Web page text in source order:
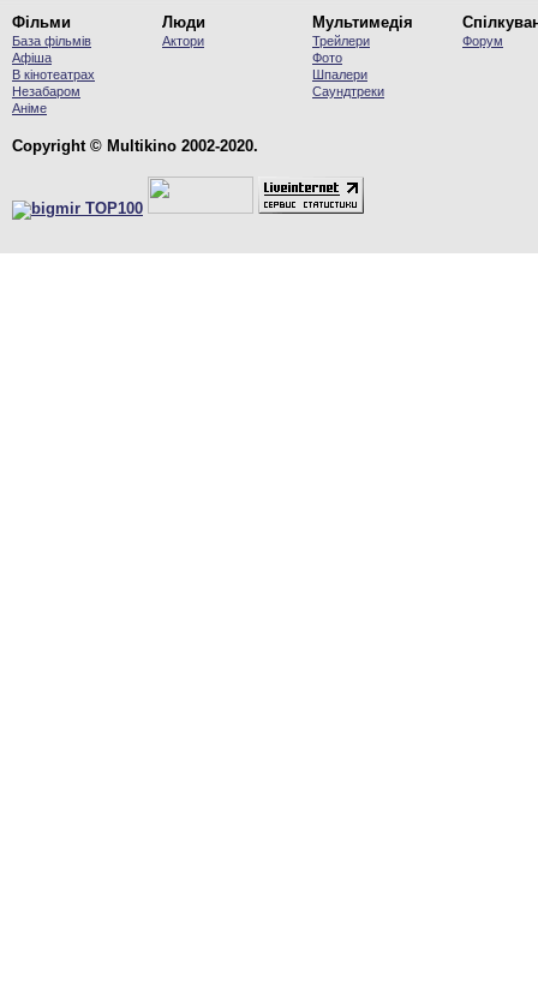
Фільми
База фільмів
Афіша
В кінотеатрах
Незабаром
Аніме
Люди
Актори
Мультимедія
Трейлери
Фото
Шпалери
Саундтреки
Форум
Copyright © Multikino 2002-2020.